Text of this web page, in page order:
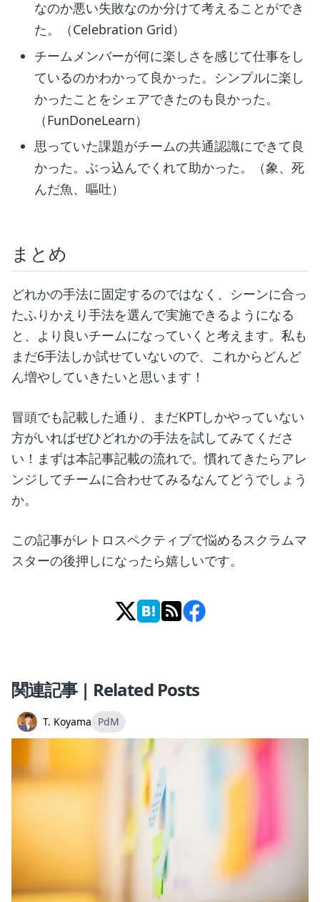
なのか悪い失敗なのか分けて考えることができ
た。（Celebration Grid）
チームメンバーが何に楽しさを感じて仕事をし
ているのかわかって良かった。シンプルに楽し
かったことをシェアできたのも良かった。
（FunDoneLearn）
思っていた課題がチームの共通認識にできて良
かった。ぶっ込んでくれて助かった。（象、死
んだ魚、嘔吐）
まとめ
どれかの手法に固定するのではなく、シーンに合っ
たふりかえり手法を選んで実施できるようになる
と、より良いチームになっていくと考えます。私も
まだ6手法しか試せていないので、これからどんど
ん増やしていきたいと思います！
冒頭でも記載した通り、まだKPTしかやっていない
方がいればぜひどれかの手法を試してみてくださ
い！まずは本記事記載の流れで。慣れてきたらアレ
ンジしてチームに合わせてみるなんてどうでしょう
か。
この記事がレトロスペクティブで悩めるスクラムマ
スターの後押しになったら嬉しいです。
関連記事 | Related Posts
T. Koyama PdM